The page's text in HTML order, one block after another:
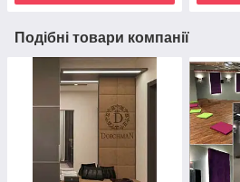
Подібні товари компанії